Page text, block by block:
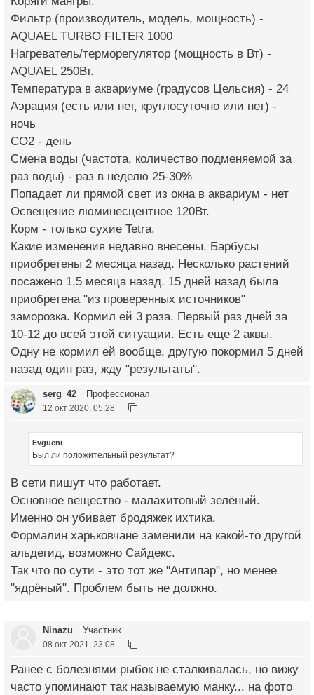
Фильтр (производитель, модель, мощность) -
AQUAEL TURBO FILTER 1000
Нагреватель/терморегулятор (мощность в Вт) -
AQUAEL 250Вт.
Температура в аквариуме (градусов Цельсия) - 24
Аэрация (есть или нет, круглосуточно или нет) -
ночь
СО2 - день
Смена воды (частота, количество подменяемой за
раз воды) - раз в неделю 25-30%
Попадает ли прямой свет из окна в аквариум - нет
Освещение люминесцентное 120Вт.
Корм - только сухие Tetra.
Какие изменения недавно внесены. Барбусы
приобретены 2 месяца назад. Несколько растений
посажено 1,5 месяца назад. 15 дней назад была
приобретена "из проверенных источников"
заморозка. Кормил ей 3 раза. Первый раз дней за
10-12 до всей этой ситуации. Есть еще 2 аквы.
Одну не кормил ей вообще, другую покормил 5 дней
назад один раз, жду "результаты".
serg_42 Профессионал
12 окт 2020, 05:28
Evgueni
Был ли положительный результат?
В сети пишут что работает.
Основное вещество - малахитовый зелёный.
Именно он убивает бродяжек ихтика.
Формалин харьковчане заменили на какой-то другой
альдегид, возможно Сайдекс.
Так что по сути - это тот же "Антипар", но менее
"ядрёный". Проблем быть не должно.
Ninazu Участник
08 окт 2021, 23:08
Ранее с болезнями рыбок не сталкивалась, но вижу
часто упоминают так называемую манку... на фото